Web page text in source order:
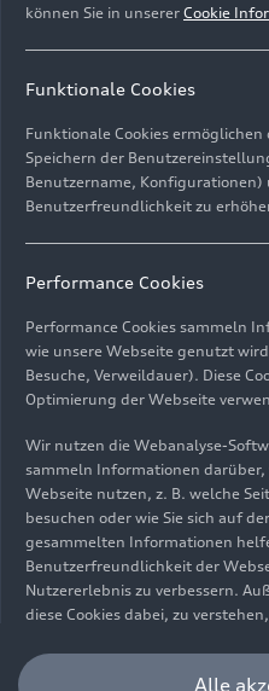
Rechte: Verwendung für
ImpressumRechtliches
Informationen zur
© 2026 AUDI AG. Alle Rechte
EN
Die Angaben zu
Emissionen und elektrischer
gesetzlich vorgeschriebenen
Harmonized Light Vehicles Test
Verordnung (EG) 715/2007
Zubehör (Anbauteile,
Aerodynamik verändern und
Verkehrsbedingungen sowie
können Sie in unserer Cookie
Funktionale Cookies
Funktionale Cookies ermöglichen
Speichern der
Benutzername, Konfigurationen)
Benutzerfreundlichkeit zu
Performance Cookies
Performance Cookies sammeln
wie unsere Webseite genutzt
Besuche, Verweildauer). Diese
Optimierung der Webseite
Wir nutzen die Webanalyse-
sammeln Informationen darüber,
Webseite nutzen, z. B. welche
besuchen oder wie Sie sich auf
gesammelten Informationen
Benutzerfreundlichkeit der
Nutzererlebnis zu verbessern.
diese Cookies dabei, zu
unser Angebot optimieren
dass Sie Ihre EinwilligungAlle